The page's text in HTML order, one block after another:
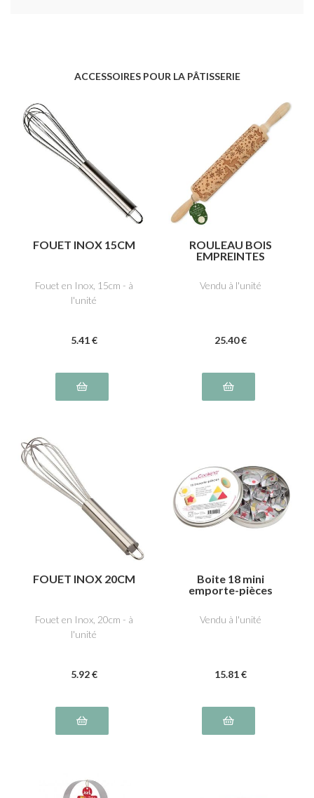
ACCESSOIRES POUR LA PÂTISSERIE
FOUET INOX 15CM
Fouet en Inox, 15cm - à
l'unité
5.41 €
ROULEAU BOIS
EMPREINTES
Vendu à l'unité
25.40 €
FOUET INOX 20CM
Fouet en Inox, 20cm - à
l'unité
5.92 €
Boite 18 mini
emporte-pièces
Vendu à l'unité
15.81 €